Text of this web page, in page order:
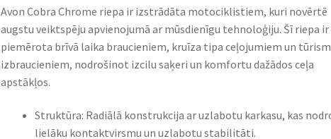
Avon Cobra Chrome riepa ir izstrādāta motociklistiem, kuri novērtē
augstu veiktspēju apvienojumā ar mūsdienīgu tehnoloģiju. Šī riepa ir
piemērota brīvā laika braucieniem, kruīza tipa ceļojumiem un
izbraucieniem, nodrošinot izcilu saķeri un komfortu dažādos ceļa
apstākļos.​
Struktūra: Radiālā konstrukcija ar uzlabotu karkasu, kas
lielāku kontaktvirsmu un uzlabotu stabilitāti.​